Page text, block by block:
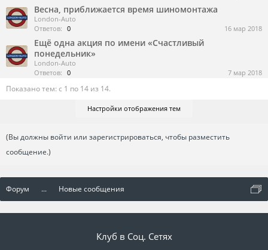
Весна, приближается время шиномонтажа
London-Auto
Ответов: 0 16 мар 2018
Ещё одна акция по имени «Счастливый
понедельник»
London-Auto
Ответов: 0 7 мар 2018
Показано тем: с 1 по 14 из 14.
Настройки отображения тем
(Вы должны войти или зарегистрироваться, чтобы разместить
сообщение.)
Форум ... Новые сообщения
Клуб в Соц. Сетях